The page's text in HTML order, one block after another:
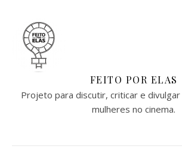
FEITO POR ELAS
Projeto para discutir, criticar e
mulheres no cinema.